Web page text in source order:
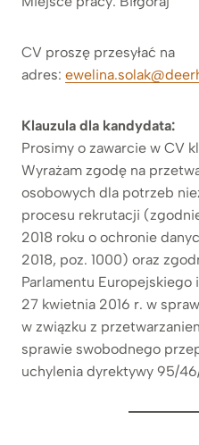
CV proszę przesyłać na
adres:
Klauzula dla kandydata:
Prosimy o zawarcie w CV
Wyrażam zgodę na
osobowych dla potrzeb
procesu rekrutacji
2018 roku o ochronie
2018, poz. 1000) oraz
Parlamentu Europejskiego
27 kwietnia 2016 r. w
w związku z
sprawie swobodnego
uchylenia dyrektywy 95/